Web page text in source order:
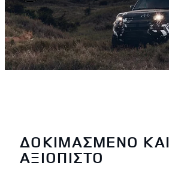
ΔΟΚΙΜΑΣΜΕΝΟ ΚΑΙ
ΑΞΙΟΠΙΣΤΟ